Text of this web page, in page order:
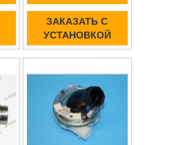
ЗАКАЗАТЬ С
УСТАНОВКОЙ